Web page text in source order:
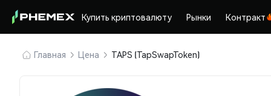
Купить криптовалюту Рынки Контракт
Главная Цена TAPS (TapSwapToken)